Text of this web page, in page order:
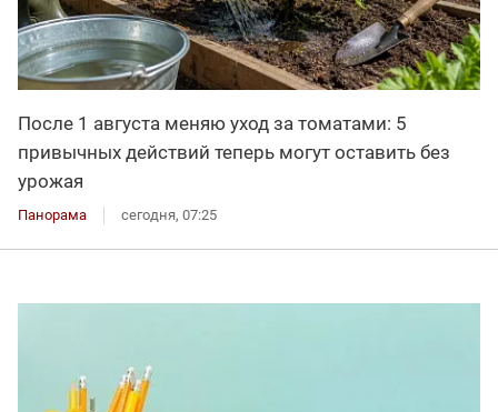
После 1 августа меняю уход за томатами: 5
привычных действий теперь могут оставить без
урожая
Панорама сегодня, 07:25